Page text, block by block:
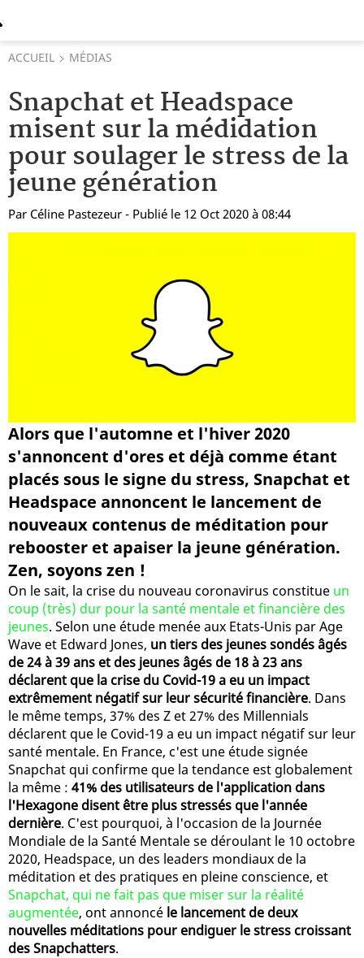
ACCUEIL MÉDIAS
Snapchat et Headspace
misent sur la médidation
pour soulager le stress de la
jeune génération
Par Céline Pastezeur - Publié le 12 Oct 2020 à 08:44
Alors que l'automne et l'hiver 2020
s'annoncent d'ores et déjà comme étant
placés sous le signe du stress, Snapchat et
Headspace annoncent le lancement de
nouveaux contenus de méditation pour
rebooster et apaiser la jeune génération.
Zen, soyons zen !
On le sait, la crise du nouveau coronavirus constitue un
coup (très) dur pour la santé mentale et financière des
jeunes. Selon une étude menée aux Etats-Unis par Age
Wave et Edward Jones, un tiers des jeunes sondés âgés
de 24 à 39 ans et des jeunes âgés de 18 à 23 ans
déclarent que la crise du Covid-19 a eu un impact
extrêmement négatif sur leur sécurité financière. Dans
le même temps, 37% des Z et 27% des Millennials
déclarent que le Covid-19 a eu un impact négatif sur leur
santé mentale. En France, c'est une étude signée
Snapchat qui confirme que la tendance est globalement
la même : 41% des utilisateurs de l'application dans
l'Hexagone disent être plus stressés que l'année
dernière. C'est pourquoi, à l'occasion de la Journée
Mondiale de la Santé Mentale se déroulant le 10 octobre
2020, Headspace, un des leaders mondiaux de la
méditation et des pratiques en pleine conscience, et
Snapchat, qui ne fait pas que miser sur la réalité
augmentée, ont annoncé le lancement de deux
nouvelles méditations pour endiguer le stress croissant
des Snapchatters.